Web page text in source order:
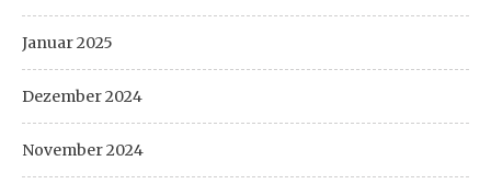
Januar 2025
Dezember 2024
November 2024